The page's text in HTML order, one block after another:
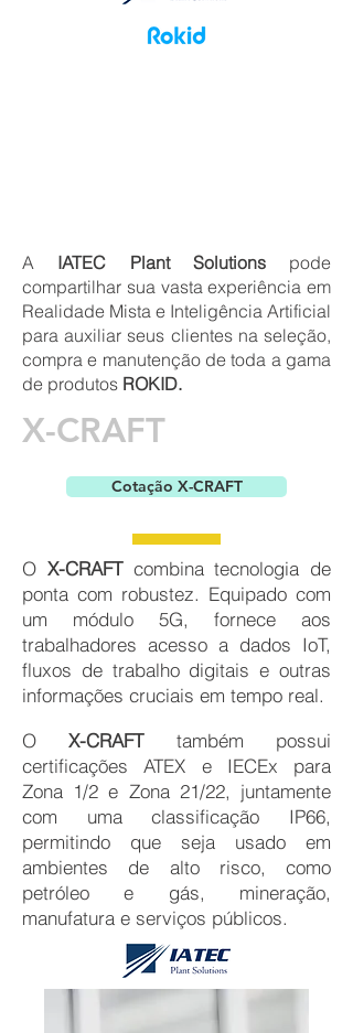
A IATEC Plant Solutionspode
compartilhar sua vasta experiência em
Realidade Mista e Inteligência Artificial
para auxiliar seus clientes na seleção,
compra e manutenção de toda a gama
de produtos ROKID.
X-CRAFT
Cotação X-CRAFT
O X-CRAFTcombina tecnologia de
ponta com robustez. Equipado com
um módulo 5G, fornece aos
trabalhadores acesso a dados IoT,
fluxos de trabalho digitais e outras
informações cruciais em tempo real.
OX-CRAFTtambém possui
certificações ATEX e IECEx para
Zona 1/2 e Zona 21/22, juntamente
com uma classificação IP66,
permitindo que seja usado em
ambientes de alto risco, como
petróleo e gás, mineração,
manufatura e serviços públicos.